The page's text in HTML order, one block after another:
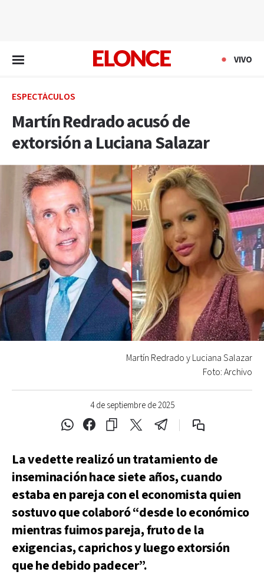
VIVO
ESPECTÁCULOS
Martín Redrado acusó de
extorsión a Luciana Salazar
4 de septiembre de 2025
Martín Redrado y Luciana Salazar
Foto: Archivo
La vedette realizó un tratamiento de
inseminación hace siete años, cuando
estaba en pareja con el economista quien
sostuvo que colaboró “desde lo económico
mientras fuimos pareja, fruto de la
exigencias, caprichos y luego extorsión
que he debido padecer”.